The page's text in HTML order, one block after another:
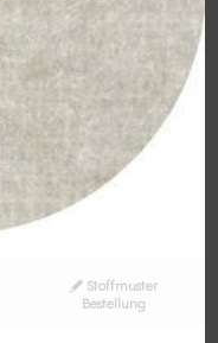
Stoffmuster
Bestellung